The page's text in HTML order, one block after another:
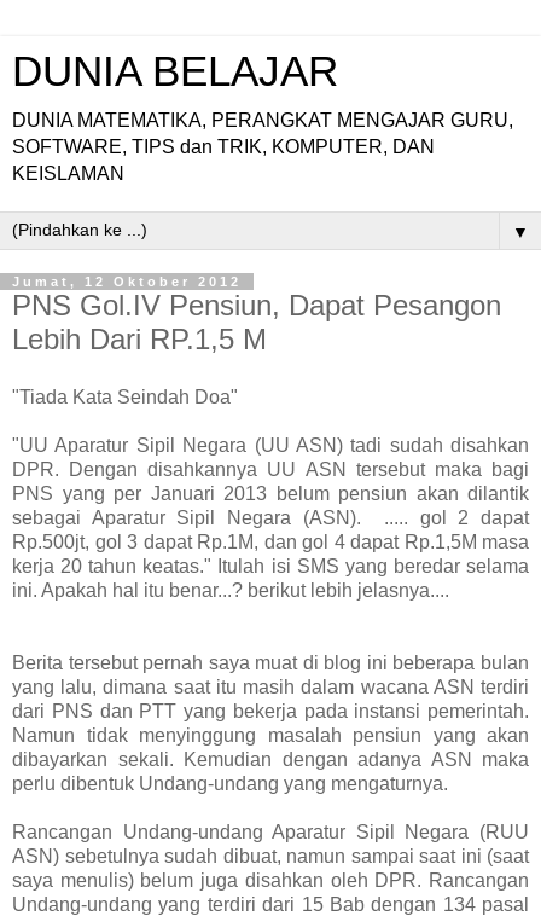
DUNIA BELAJAR
DUNIA MATEMATIKA, PERANGKAT MENGAJAR GURU,
SOFTWARE, TIPS dan TRIK, KOMPUTER, DAN
KEISLAMAN
▼
Jumat, 12 Oktober 2012
PNS Gol.IV Pensiun, Dapat Pesangon
Lebih Dari RP.1,5 M
"Tiada Kata Seindah Doa"
"UU Aparatur Sipil Negara (UU ASN) tadi sudah disahkan
DPR. Dengan disahkannya UU ASN tersebut maka bagi
PNS yang per Januari 2013 belum pensiun akan dilantik
sebagai Aparatur Sipil Negara (ASN). ..... gol 2 dapat
Rp.500jt, gol 3 dapat Rp.1M, dan gol 4 dapat Rp.1,5M masa
kerja 20 tahun keatas." Itulah isi SMS yang beredar selama
ini. Apakah hal itu benar...? berikut lebih jelasnya....
Berita tersebut pernah saya muat di blog ini beberapa bulan
yang lalu, dimana saat itu masih dalam wacana ASN terdiri
dari PNS dan PTT yang bekerja pada instansi pemerintah.
Namun tidak menyinggung masalah pensiun yang akan
dibayarkan sekali. Kemudian dengan adanya ASN maka
perlu dibentuk Undang-undang yang mengaturnya.
Rancangan Undang-undang Aparatur Sipil Negara (RUU
ASN) sebetulnya sudah dibuat, namun sampai saat ini (saat
saya menulis) belum juga disahkan oleh DPR. Rancangan
Undang-undang yang terdiri dari 15 Bab dengan 134 pasal